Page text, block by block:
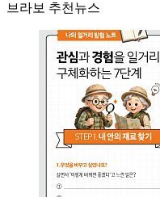
브라보 추천뉴스